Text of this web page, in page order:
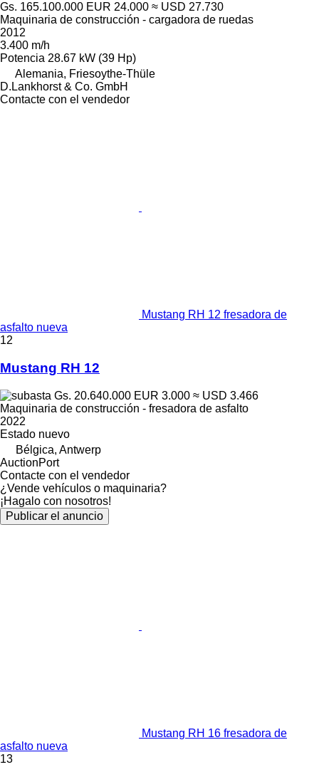
Gs. 165.100.000 EUR 24.000 ≈ USD 27.730
Maquinaria de construcción - cargadora de ruedas
2012
3.400 m/h
Potencia 28.67 kW (39 Hp)
Alemania, Friesoythe-Thüle
D.Lankhorst & Co. GmbH
Contacte con el vendedor
Mustang RH 12 fresadora de
asfalto nueva
12
Mustang RH 12
Gs. 20.640.000 EUR 3.000 ≈ USD 3.466
Maquinaria de construcción - fresadora de asfalto
2022
Estado nuevo
Bélgica, Antwerp
AuctionPort
Contacte con el vendedor
¿Vende vehículos o maquinaria?
¡Hagalo con nosotros!
Publicar el anuncio
Mustang RH 16 fresadora de
asfalto nueva
13